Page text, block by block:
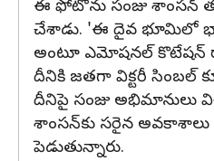
ఈ ఫోటోను సంజు శాంసన్
చేశాడు. 'ఈ దైవ భూమిలో
అంటూ ఎమోషనల్ కొటేషన్
దీనికి జతగా విక్టరీ
దీనిపై సంజు అభిమానులు
శాంసన్‌కు సరైన అవకాశాలు
పెడుతున్నారు.